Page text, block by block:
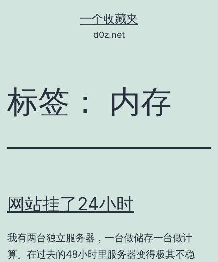
一个收藏夹
d0z.net
标签： 内存
网站挂了24小时
我有两台独立服务器，一台做储存一台做计
算。在过去的48小时里服务器变得极其不稳